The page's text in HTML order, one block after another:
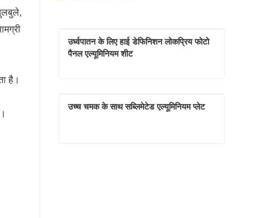
है।
उर्ध्वपातन के लिए हाई डेफिनिशन लोकप्रिय फोटो
पैनल एल्यूमिनियम शीट
उच्च चमक के साथ सब्लिमेटेड एल्यूमिनियम प्लेट